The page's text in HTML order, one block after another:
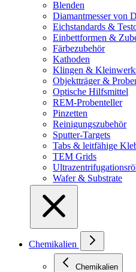
Blenden
Diamantmesser von
Eichstandards &
Einbettformen &
Färbezubehör
Kathoden
Klingen &
Objektträger &
Optische Hilfsmittel
REM-Probenteller
Pinzetten
Reinigungszubehör
Sputter-Targets
Tabs & leitfähige
TEM Grids
Wafer & Substrate
Chemikalien
Chemikalien